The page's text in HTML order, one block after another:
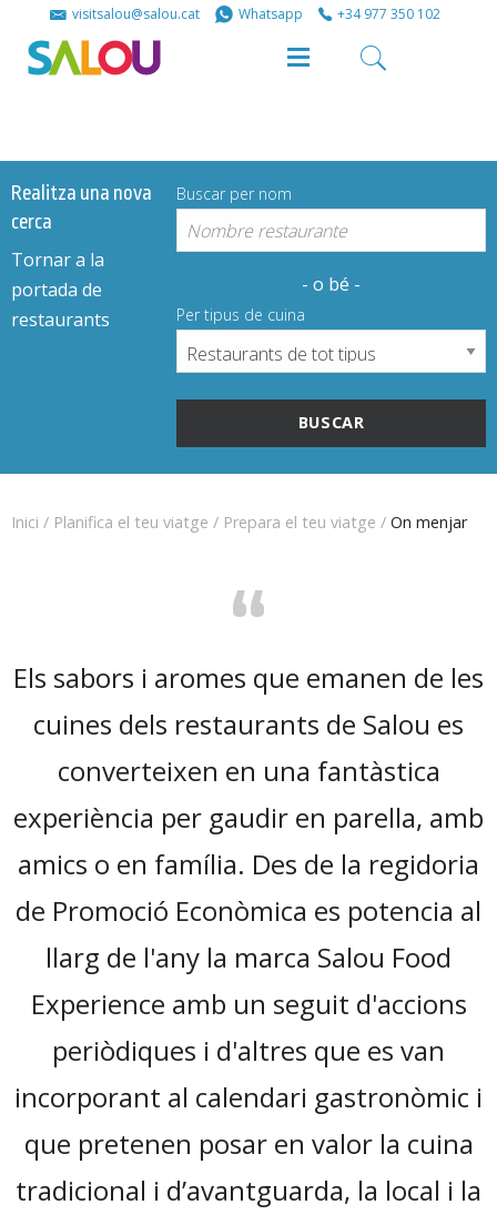
Share
on
Share
visitsalou@salou.cat Whatsapp +34 977 350 102
Realitza una nova
cerca
Tornar a la
portada de
restaurants
Buscar per nom
- o bé -
Per tipus de cuina
Inici / Planifica el teu viatge / Prepara el teu viatge / On menjar
“
Els sabors i aromes que emanen de les
cuines dels restaurants de Salou es
converteixen en una fantàstica
experiència per gaudir en parella, amb
amics o en família. Des de la regidoria
de Promoció Econòmica es potencia al
llarg de l'any la marca Salou Food
Experience amb un seguit d'accions
periòdiques i d'altres que es van
incorporant al calendari gastronòmic i
que pretenen posar en valor la cuina
tradicional i d’avantguarda, la local i la